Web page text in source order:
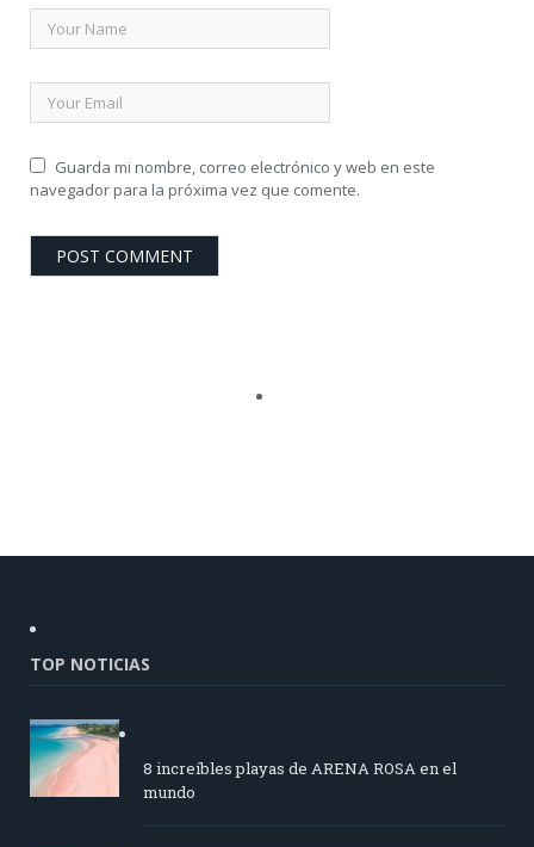
Guarda mi nombre, correo electrónico y web en este
navegador para la próxima vez que comente.
TOP NOTICIAS
8 increíbles playas de ARENA ROSA en el
mundo